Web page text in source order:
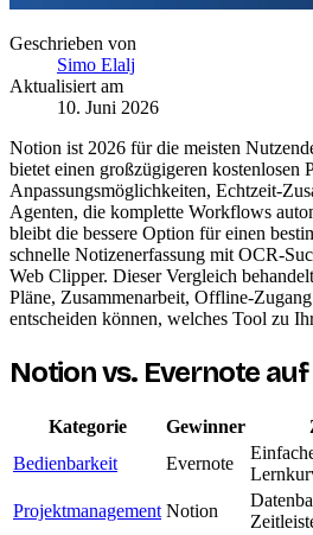
Geschrieben von
Simo Elalj
Aktualisiert am
10. Juni 2026
Notion ist 2026 für die meisten
bietet einen großzügigeren kostenlosen
Anpassungsmöglichkeiten, Echtzeit-
Agenten, die komplette Workflows
bleibt die bessere Option für einen
schnelle Notizenerfassung mit OCR-
Web Clipper. Dieser Vergleich
Pläne, Zusammenarbeit, Offline-
entscheiden können, welches Tool zu
Notion vs. Evernote
Kategorie Gewinner
Bedienbarkeit
Evernote
Projektmanagement Notion